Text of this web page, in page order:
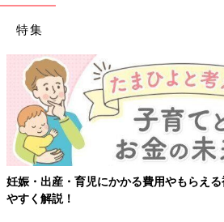
特集
妊娠・出産・育児にかかる費用やもらえ
やすく解説！